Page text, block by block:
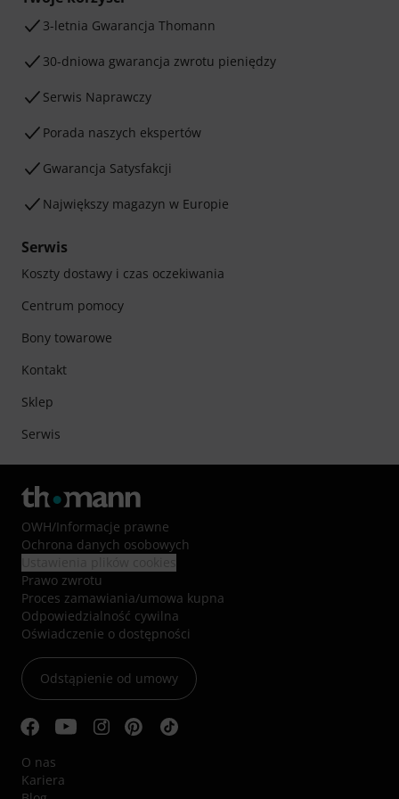
3-letnia Gwarancja Thomann
30-dniowa gwarancja zwrotu pieniędzy
Serwis Naprawczy
Porada naszych ekspertów
Gwarancja Satysfakcji
Największy magazyn w Europie
Serwis
Koszty dostawy i czas oczekiwania
Centrum pomocy
Bony towarowe
Kontakt
Sklep
Serwis
OWH/Informacje prawne
Ochrona danych osobowych
Prawo zwrotu
Proces zamawiania/umowa kupna
Odpowiedzialność cywilna
Oświadczenie o dostępności
Odstąpienie od umowy
O nas
Kariera